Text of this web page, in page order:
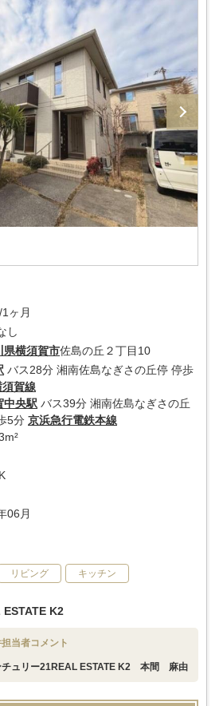
ヶ月
し
県横須賀市佐島の丘２丁目10
バス28分 湘南佐島なぎさの丘停 停歩
須賀線
中央駅 バス39分 湘南佐島なぎさの丘
5分 京浜急行電鉄本線
06月
リビング キッチン
K2
当者コメント
チュリー21REAL ESTATE K2 本間 麻由